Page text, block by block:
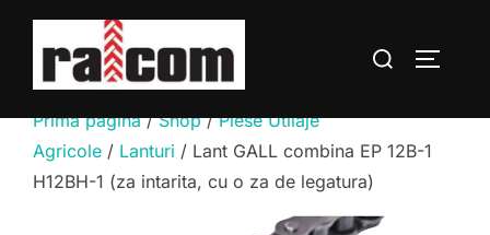
conținut
Caută
Prima pagină/Shop/Piese Utilaje
Agricole / Lanturi / Lant GALL combina EP 12B-1
H12BH-1 (za intarita, cu o za de legatura)